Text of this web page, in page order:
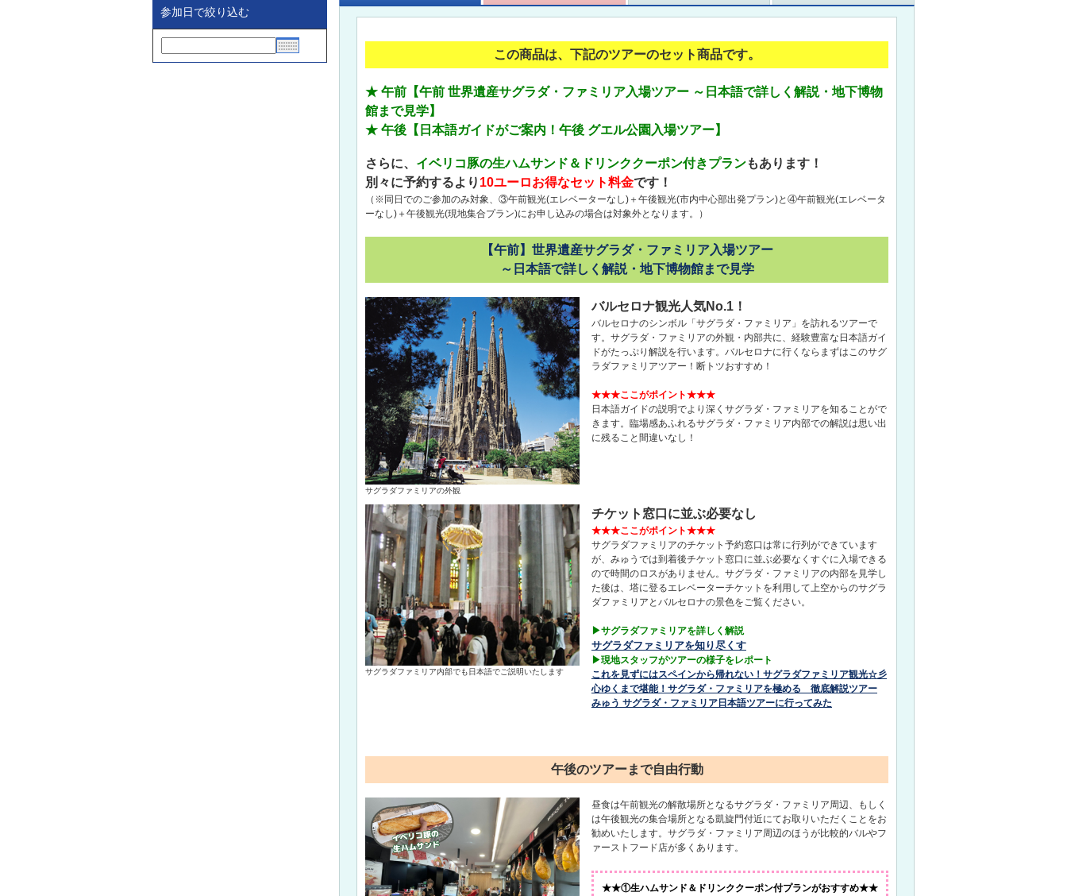
参加日で絞り込む
この商品は、下記のツアーのセット商品です。
★ 午前【午前 世界遺産サグラダ・ファミリア入場ツアー ～日本語で詳しく解説・地下博物
館まで見学】
★ 午後【日本語ガイドがご案内！午後 グエル公園入場ツアー】
さらに、 イベリコ豚の生ハムサンド＆ドリンククーポン付きプランもあります！
別々に予約するより 10ユーロお得なセット料金です！
（※同日でのご参加のみ対象、③午前観光(エレベーターなし)＋午後観光(市内中心部出発プラン)と④午前観光(エレベータ
ーなし)＋午後観光(現地集合プラン)にお申し込みの場合は対象外となります。）
【午前】世界遺産サグラダ・ファミリア入場ツアー
～日本語で詳しく解説・地下博物館まで見学
サグラダファミリアの外観
バルセロナ観光人気No.1！
バルセロナのシンボル「サグラダ・ファミリア」を訪れるツアーで
す。サグラダ・ファミリアの外観・内部共に、経験豊富な日本語ガイ
ドがたっぷり解説を行います。バルセロナに行くならまずはこのサグ
ラダファミリアツアー！断トツおすすめ！
★★★ここがポイント★★★
日本語ガイドの説明でより深くサグラダ・ファミリアを知ることがで
きます。臨場感あふれるサグラダ・ファミリア内部での解説は思い出
に残ること間違いなし！
サグラダファミリア内部でも日本語でご説明いたします
チケット窓口に並ぶ必要なし
★★★ここがポイント★★★
サグラダファミリアのチケット予約窓口は常に行列ができています
が、みゅうでは到着後チケット窓口に並ぶ必要なくすぐに入場できる
ので時間のロスがありません。サグラダ・ファミリアの内部を見学し
た後は、塔に登るエレベーターチケットを利用して上空からのサグラ
ダファミリアとバルセロナの景色をご覧ください。
▶サグラダファミリアを詳しく解説
サグラダファミリアを知り尽くす
▶現地スタッフがツアーの様子をレポート
これを見ずにはスペインから帰れない！サグラダファミリア観光☆彡
心ゆくまで堪能！サグラダ・ファミリアを極める 徹底解説ツアー
みゅう サグラダ・ファミリア日本語ツアーに行ってみた
午後のツアーまで自由行動
昼食は午前観光の解散場所となるサグラダ・ファミリア周辺、もしく
は午後観光の集合場所となる凱旋門付近にてお取りいただくことをお
勧めいたします。サグラダ・ファミリア周辺のほうが比較的バルやフ
ァーストフード店が多くあります。
★★①生ハムサンド＆ドリンククーポン付プランがおすすめ★★